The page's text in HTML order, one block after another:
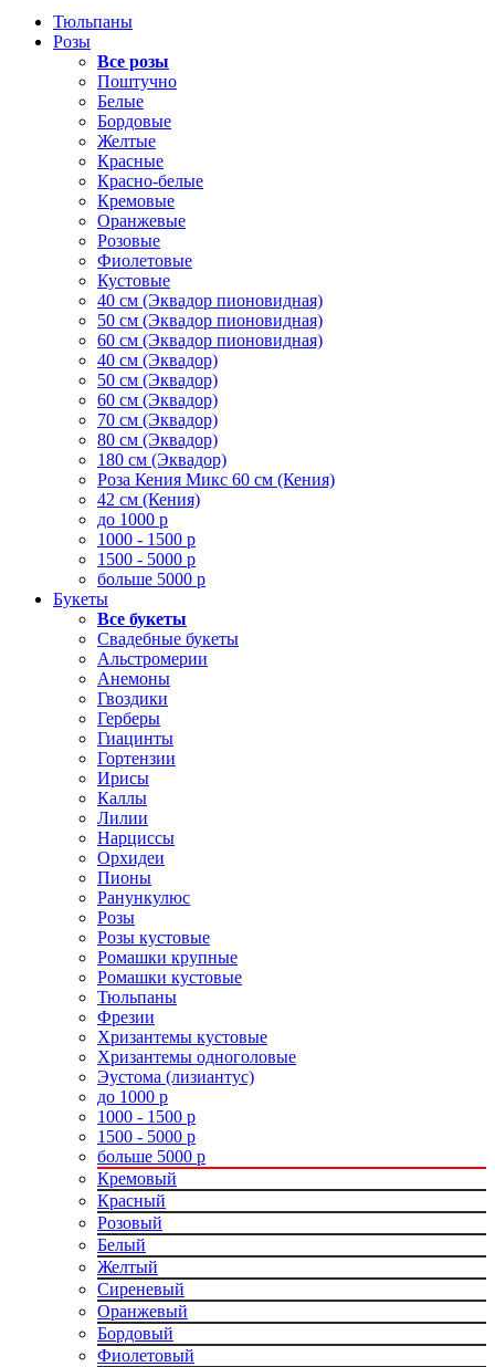
Тюльпаны
Розы
Все розы
Поштучно
Белые
Бордовые
Желтые
Красные
Красно-белые
Кремовые
Оранжевые
Розовые
Фиолетовые
Кустовые
40 см (Эквадор пионовидная)
50 см (Эквадор пионовидная)
60 см (Эквадор пионовидная)
40 см (Эквадор)
50 см (Эквадор)
60 см (Эквадор)
70 см (Эквадор)
80 см (Эквадор)
180 см (Эквадор)
Роза Кения Микс 60 см (Кения)
42 см (Кения)
до 1000 р
1000 - 1500 р
1500 - 5000 р
больше 5000 р
Букеты
Все букеты
Свадебные букеты
Альстромерии
Анемоны
Гвоздики
Герберы
Гиацинты
Гортензии
Ирисы
Каллы
Лилии
Нарциссы
Орхидеи
Пионы
Ранункулюс
Розы
Розы кустовые
Ромашки крупные
Ромашки кустовые
Тюльпаны
Фрезии
Хризантемы кустовые
Хризантемы одноголовые
Эустома (лизиантус)
до 1000 р
1000 - 1500 р
1500 - 5000 р
больше 5000 р
Кремовый
Красный
Розовый
Белый
Желтый
Сиреневый
Оранжевый
Бордовый
Фиолетовый